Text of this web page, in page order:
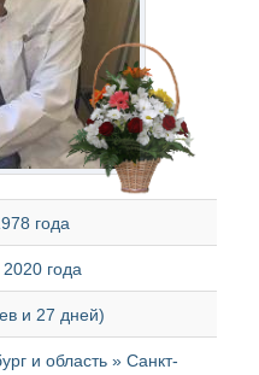
года
года
и 27 дней)
и область » Санкт-